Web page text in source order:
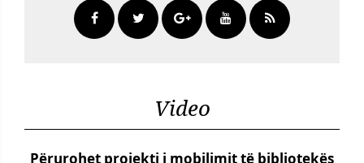
Video
Përurohet projekti i mobilimit të bibliotekës